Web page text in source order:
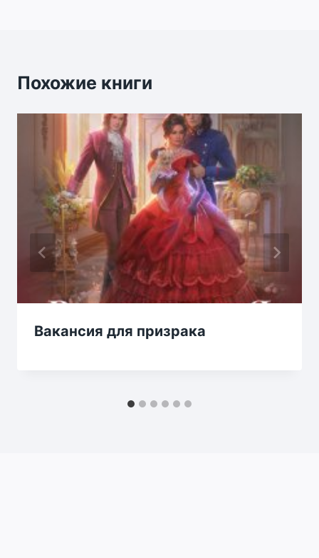
Похожие книги
Вакансия для призрака